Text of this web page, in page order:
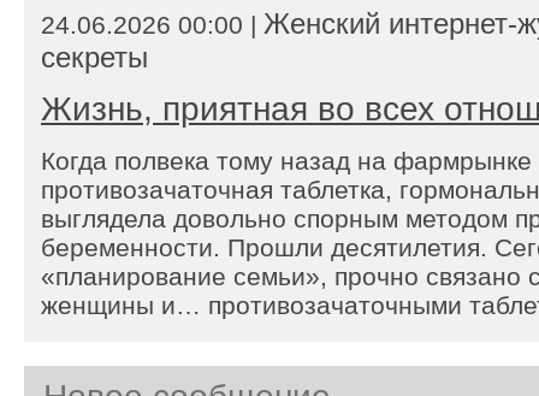
24.06.2026 00:00 | Женский интернет-
секреты
Жизнь, приятная во всех
Когда полвека тому назад на фармрынке
противозачаточная таблетка,
выглядела довольно спорным методом
беременности. Прошли десятилетия.
«планирование семьи», прочно связано
женщины и… противозачаточными